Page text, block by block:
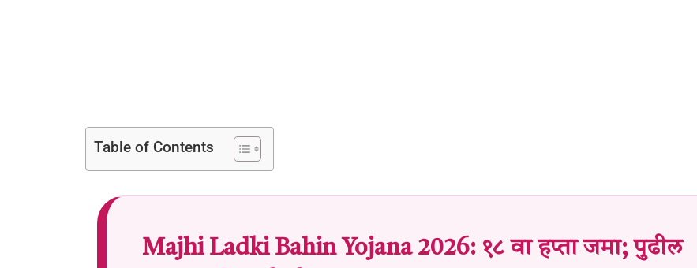
Table of Contents
Majhi Ladki Bahin Yojana 2026: १८ वा हप्ता जमा; पुढील